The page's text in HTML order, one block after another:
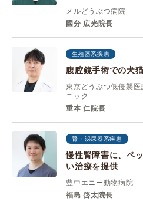
メルどうぶつ病院
國分 広光院長
生殖器系疾患
腹腔鏡手術での犬
東京どうぶつ低侵襲
ニック
重本 仁院長
腎・泌尿器系疾患
慢性腎障害に、ペ
い治療を提供
豊中エニー動物病院
福島 啓太院長